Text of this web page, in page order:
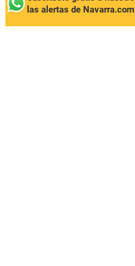
las alertas de Navarra.com